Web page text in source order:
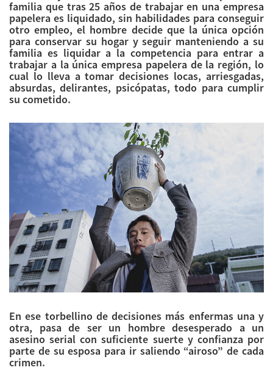
familia que tras 25 años de trabajar en una empresa
papelera es liquidado, sin habilidades para conseguir
otro empleo, el hombre decide que la única opción
para conservar su hogar y seguir manteniendo a su
familia es liquidar a la competencia para entrar a
trabajar a la única empresa papelera de la región, lo
cual lo lleva a tomar decisiones locas, arriesgadas,
absurdas, delirantes, psicópatas, todo para cumplir
su cometido.
En ese torbellino de decisiones más enfermas una y
otra, pasa de ser un hombre desesperado a un
asesino serial con suficiente suerte y confianza por
parte de su esposa para ir saliendo “airoso” de cada
crimen.